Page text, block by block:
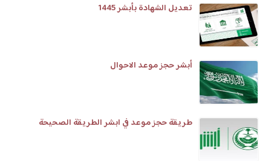
تعديل الشهادة بأبشر 1445
أبشر حجز موعد الاحوال
طريقة حجز موعد في ابشر الطريقة الصحيحة